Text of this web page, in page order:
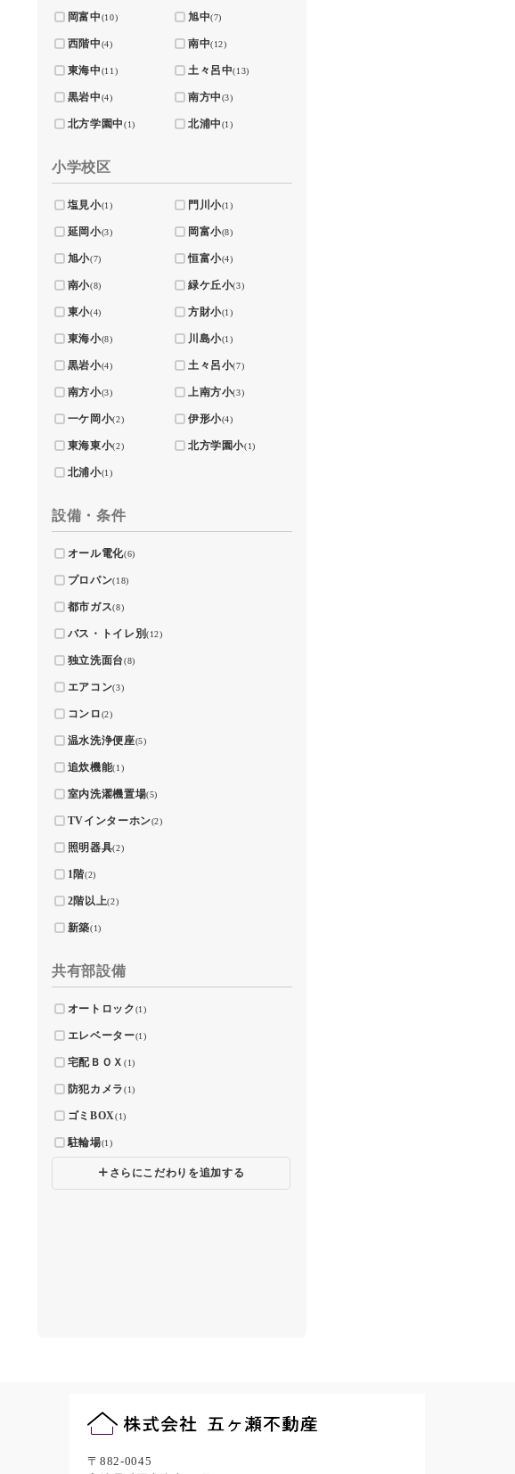
岡富中(10) 旭中(7)
西階中(4) 南中(12)
東海中(11) 土々呂中(13)
黒岩中(4) 南方中(3)
北方学園中(1) 北浦中(1)
小学校区
塩見小(1) 門川小(1)
延岡小(3) 岡富小(8)
旭小(7) 恒富小(4)
南小(8) 緑ケ丘小(3)
東小(4) 方財小(1)
東海小(8) 川島小(1)
黒岩小(4) 土々呂小(7)
南方小(3) 上南方小(3)
一ケ岡小(2) 伊形小(4)
東海東小(2) 北方学園小(1)
北浦小(1)
設備・条件
オール電化(6)
プロパン(18)
都市ガス(8)
バス・トイレ別(12)
独立洗面台(8)
エアコン(3)
コンロ(2)
温水洗浄便座(5)
追炊機能(1)
室内洗濯機置場(5)
TVインターホン(2)
照明器具(2)
1階(2)
2階以上(2)
新築(1)
共有部設備
オートロック(1)
エレベーター(1)
宅配ＢＯＸ (1)
防犯カメラ(1)
ゴミBOX(1)
駐輪場(1)
🞣 さらにこだわりを追加する
〒882-0045